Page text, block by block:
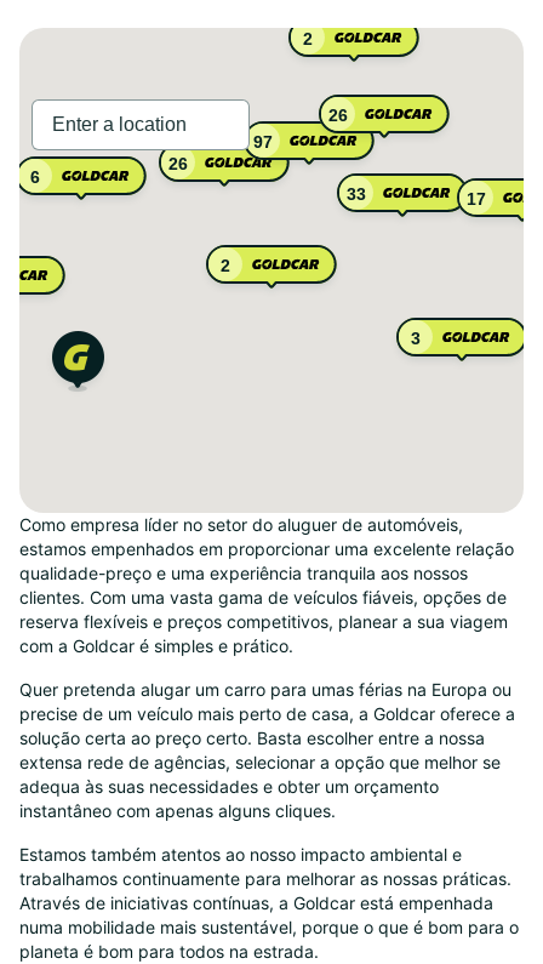
2
26
97
33
26
3
2
6
17
8
Como empresa líder no setor do aluguer de automóveis,
estamos empenhados em proporcionar uma excelente relação
qualidade-preço e uma experiência tranquila aos nossos
clientes. Com uma vasta gama de veículos fiáveis, opções de
reserva flexíveis e preços competitivos, planear a sua viagem
com a Goldcar é simples e prático.
Quer pretenda alugar um carro para umas férias na Europa ou
precise de um veículo mais perto de casa, a Goldcar oferece a
solução certa ao preço certo. Basta escolher entre a nossa
extensa rede de agências, selecionar a opção que melhor se
adequa às suas necessidades e obter um orçamento
instantâneo com apenas alguns cliques.
Estamos também atentos ao nosso impacto ambiental e
trabalhamos continuamente para melhorar as nossas práticas.
Através de iniciativas contínuas, a Goldcar está empenhada
numa mobilidade mais sustentável, porque o que é bom para o
planeta é bom para todos na estrada.